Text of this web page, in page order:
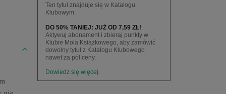
Ten tytuł znajduje się w Katalogu
Klubowym.
DO 50% TANIEJ: JUŻ OD 7,59 ZŁ!
Aktywuj abonament i zbieraj punkty w
Klubie Mola Książkowego, aby zamówić
dowolny tytuł z Katalogu Klubowego
nawet za pół ceny.
Dowiedz się więcej.